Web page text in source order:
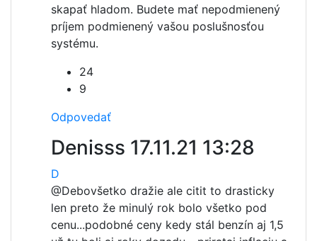
skapať hladom. Budete mať nepodmienený
príjem podmienený vašou poslušnosťou
systému.
24
9
Odpovedať
Denisss 17.11.21 13:28
D
@Debovšetko dražie ale citit to drasticky
len preto že minulý rok bolo všetko pod
cenu...podobné ceny kedy stál benzín aj 1,5